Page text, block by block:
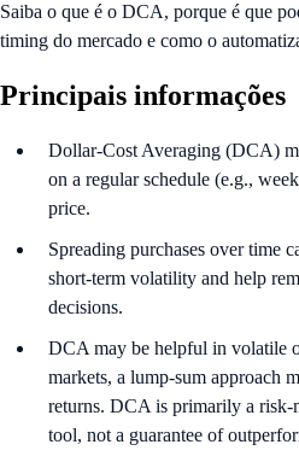
Saiba o que é o DCA, porque é que
timing do mercado e como o
Principais informações
Dollar-Cost Averaging (DCA)
on a regular schedule (e.g.,
price.
Spreading purchases over time
short‑term volatility and help
decisions.
DCA may be helpful in volatile
markets, a lump‑sum approach
returns. DCA is primarily a
tool, not a guarantee of